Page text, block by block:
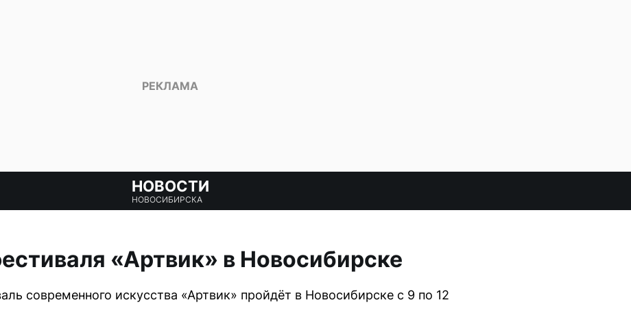
НОВОСТИ
НОВОСИБИРСКА
«Артвик» в Новосибирске
современного искусства «Артвик» пройдёт в Новосибирске с 9 по 12